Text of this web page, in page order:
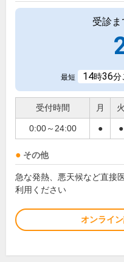
受診ま
最短 14時36分
受付時間 月 火
0:00～24:00 ● ●
その他
急な発熱、悪天候など直接
利用ください
オンライ